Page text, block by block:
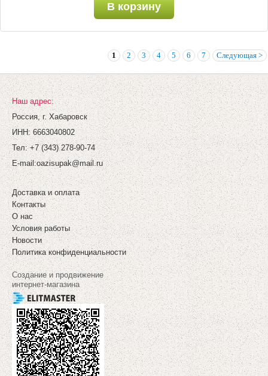
В корзину
1 2 3 4 5 6 7 Следующая >
Наш адрес:
Россия, г. Хабаровск
ИНН: 6663040802
Тел: +7 (343) 278-90-74
E-mail:oazisupak@mail.ru
Доставка и оплата
Контакты
О нас
Условия работы
Новости
Политика конфиденциальности
Создание и продвижение
интернет-магазина